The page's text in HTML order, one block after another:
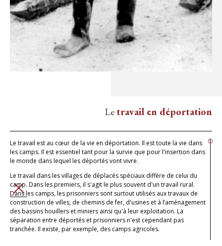
FERMER
Letravail en déportation
Le travail est au cœur de la vie en déportation. Il est toute la vie dans
les camps. Il est essentiel tant pour la survie que pour l'insertion dans
le monde dans lequel les déportés vont vivre.
Le travail dans les villages de déplacés spéciaux diffère de celui du
camp. Dans les premiers, il s'agit le plus souvent d'un travail rural.
Dans les camps, les prisonniers sont surtout utilisés aux travaux de
construction de villes, de chemins de fer, d'usines et à l’aménagement
des bassins houillers et miniers ainsi qu'à leur exploitation. La
séparation entre déportés et prisonniers n'est cependant pas
tranchée. Il existe, par exemple, des camps agricoles.